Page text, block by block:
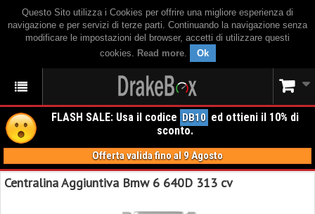
Questo Sito utilizza i Cookies per offrire una migliore esperienza di
navigazione e per servizi di terze parti. Continuando la navigazione senza
modificare le impostazioni del browser, accetti di utilizzare questi
cookies. Read more. Ok
FLASH SALE: Usa il codice DB10 ed ottieni il 10% di
sconto.
Offerta valida fino al 9 Agosto
Centralina Aggiuntiva Bmw 6 640D 313 cv